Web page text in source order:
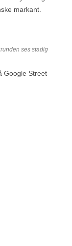
markant.
ses stadig
Google Street